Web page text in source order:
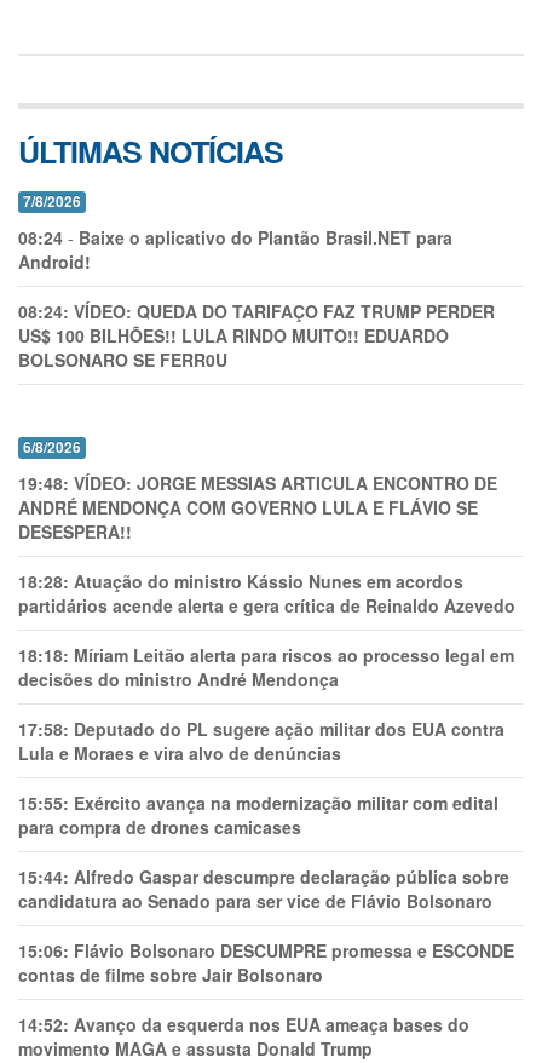
ÚLTIMAS NOTÍCIAS
7/8/2026
08:24 - Baixe o aplicativo do Plantão Brasil.NET para
Android!
08:24: VÍDEO: QUEDA DO TARIFAÇO FAZ TRUMP PERDER
US$ 100 BILHÕES!! LULA RINDO MUITO!! EDUARDO
BOLSONARO SE FERR0U
6/8/2026
19:48: VÍDEO: JORGE MESSIAS ARTICULA ENCONTRO DE
ANDRÉ MENDONÇA COM GOVERNO LULA E FLÁVIO SE
DESESPERA!!
18:28: Atuação do ministro Kássio Nunes em acordos
partidários acende alerta e gera crítica de Reinaldo Azevedo
18:18: Míriam Leitão alerta para riscos ao processo legal em
decisões do ministro André Mendonça
17:58: Deputado do PL sugere ação militar dos EUA contra
Lula e Moraes e vira alvo de denúncias
15:55: Exército avança na modernização militar com edital
para compra de drones camicases
15:44: Alfredo Gaspar descumpre declaração pública sobre
candidatura ao Senado para ser vice de Flávio Bolsonaro
15:06: Flávio Bolsonaro DESCUMPRE promessa e ESCONDE
contas de filme sobre Jair Bolsonaro
14:52: Avanço da esquerda nos EUA ameaça bases do
movimento MAGA e assusta Donald Trump